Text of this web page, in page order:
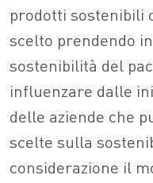
prodotti sostenibili
scelto prendendo
sostenibilità del
influenzare dalle
delle aziende che
scelte sulla
considerazione il